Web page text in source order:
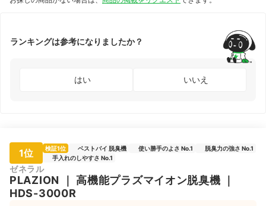
ランキングは参考になりましたか？
はい いいえ
1位 検証1位 ベストバイ 脱臭機 使い勝手のよさ No.1
脱臭力の強さ No.1
手入れのしやすさ No.1
ゼネラル
PLAZION ｜高機能プラズマイオン脱臭機 ｜
HDS-3000R